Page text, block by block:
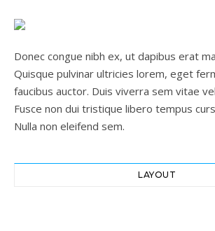
Donec congue nibh ex, ut dapibus erat
Quisque pulvinar ultricies lorem, eget
faucibus auctor. Duis viverra sem vitae
Fusce non dui tristique libero tempus
Nulla non eleifend sem.
LAYOUT